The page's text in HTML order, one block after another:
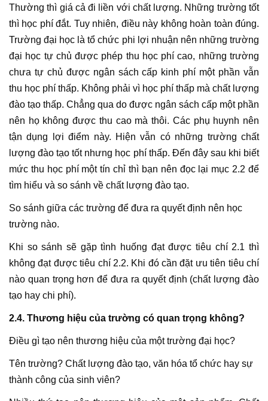
Thường thì giá cả đi liền với chất lượng. Những trường tốt
thì học phí đắt. Tuy nhiên, điều này không hoàn toàn đúng.
Trường đại học là tổ chức phi lợi nhuận nên những trường
đại học tự chủ được phép thu học phí cao, những trường
chưa tự chủ được ngân sách cấp kinh phí một phần vẫn
thu học phí thấp. Không phải vì học phí thấp mà chất lượng
đào tạo thấp. Chẳng qua do được ngân sách cấp một phần
nên họ không được thu cao mà thôi. Các phụ huynh nên
tận dụng lợi điểm này. Hiện vẫn có những trường chất
lượng đào tạo tốt nhưng học phí thấp. Đến đây sau khi biết
mức thu học phí một tín chỉ thì bạn nên đọc lại mục 2.2 để
tìm hiểu và so sánh về chất lượng đào tạo.
So sánh giữa các trường để đưa ra quyết định nên học
trường nào.
Khi so sánh sẽ gặp tình huống đạt được tiêu chí 2.1 thì
không đạt được tiêu chí 2.2. Khi đó cần đặt ưu tiên tiêu chí
nào quan trọng hơn để đưa ra quyết định (chất lượng đào
tạo hay chi phí).
2.4. Thương hiệu của trường có quan trọng không?
Điều gì tạo nên thương hiệu của một trường đại học?
Tên trường? Chất lượng đào tạo, văn hóa tổ chức hay sự
thành công của sinh viên?